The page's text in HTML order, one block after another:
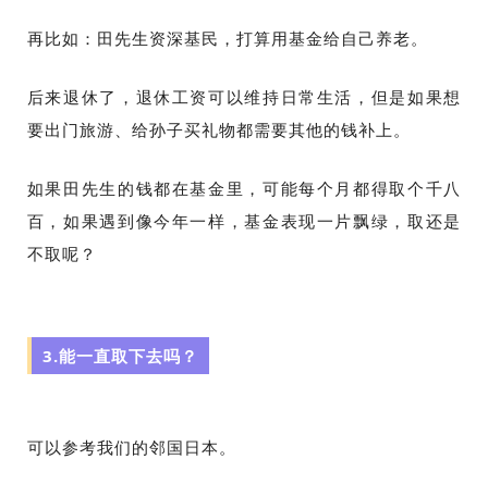
再比如：田先生资深基民，打算用基金给自己养老。
后来退休了，退休工资可以维持日常生活，但是如果想
要出门旅游、给孙子买礼物都需要其他的钱补上。
如果田先生的钱都在基金里，可能每个月都得取个千八
百，如果遇到像今年一样，基金表现一片飘绿，取还是
不取呢？
3.能一直取下去吗？
可以参考我们的邻国日本。